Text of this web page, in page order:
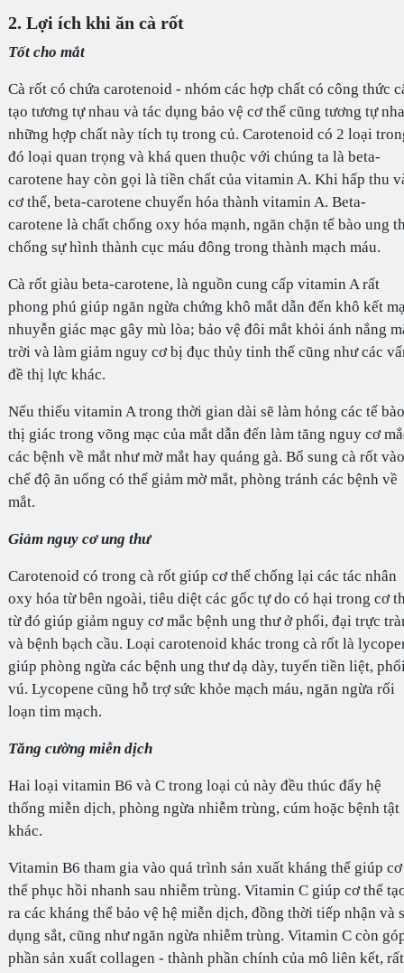
2. Lợi ích khi ăn cà rốt
Tốt cho mắt
Cà rốt có chứa carotenoid - nhóm các hợp chất có công thức
tạo tương tự nhau và tác dụng bảo vệ cơ thể cũng tương tự
những hợp chất này tích tụ trong củ. Carotenoid có 2 loại
đó loại quan trọng và khá quen thuộc với chúng ta là beta-
carotene hay còn gọi là tiền chất của vitamin A. Khi hấp thu
cơ thể, beta-carotene chuyển hóa thành vitamin A. Beta-
carotene là chất chống oxy hóa mạnh, ngăn chặn tế bào ung
chống sự hình thành cục máu đông trong thành mạch máu.
Cà rốt giàu beta-carotene, là nguồn cung cấp vitamin A rất
phong phú giúp ngăn ngừa chứng khô mắt dẫn đến khô kết
nhuyễn giác mạc gây mù lòa; bảo vệ đôi mắt khỏi ánh nắng
trời và làm giảm nguy cơ bị đục thủy tinh thể cũng như các
đề thị lực khác.
Nếu thiếu vitamin A trong thời gian dài sẽ làm hỏng các tế bào
thị giác trong võng mạc của mắt dẫn đến làm tăng nguy cơ
các bệnh về mắt như mờ mắt hay quáng gà. Bổ sung cà rốt vào
chế độ ăn uống có thể giảm mờ mắt, phòng tránh các bệnh về
mắt.
Giảm nguy cơ ung thư
Carotenoid có trong cà rốt giúp cơ thể chống lại các tác nhân
oxy hóa từ bên ngoài, tiêu diệt các gốc tự do có hại trong cơ
từ đó giúp giảm nguy cơ mắc bệnh ung thư ở phổi, đại trực
và bệnh bạch cầu. Loại carotenoid khác trong cà rốt là
giúp phòng ngừa các bệnh ung thư dạ dày, tuyến tiền liệt,
vú. Lycopene cũng hỗ trợ sức khỏe mạch máu, ngăn ngừa rối
loạn tim mạch.
Tăng cường miễn dịch
Hai loại vitamin B6 và C trong loại củ này đều thúc đẩy hệ
thống miễn dịch, phòng ngừa nhiễm trùng, cúm hoặc bệnh tật
khác.
Vitamin B6 tham gia vào quá trình sản xuất kháng thể giúp cơ
thể phục hồi nhanh sau nhiễm trùng. Vitamin C giúp cơ thể
ra các kháng thể bảo vệ hệ miễn dịch, đồng thời tiếp nhận và
dụng sắt, cũng như ngăn ngừa nhiễm trùng. Vitamin C còn
phần sản xuất collagen - thành phần chính của mô liên kết, rất